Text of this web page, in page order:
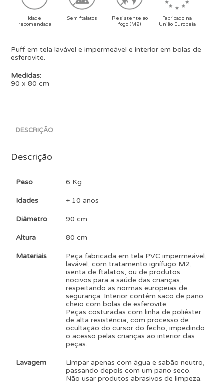
Idade
recomendada
Sem ftalatos
Resistente ao
fogo (M2)
Fabricado na
União Europeia
Puff em tela lavável e impermeável e interior em bolas de
esferovite.
Medidas:
90 x 80 cm
DESCRIÇÃO
Descrição
Peso 6 Kg
Idades + 10 anos
Diâmetro 90 cm
Altura 80 cm
Materiais
Peça fabricada em tela PVC impermeável,
lavável, com tratamento ignífugo M2,
isenta de ftalatos, ou de produtos
nocivos para a saúde das crianças,
respeitando as normas europeias de
segurança. Interior contém saco de pano
cheio com bolas de esferovite.
Peças costuradas com linha de poliéster
de alta resistência, com processo de
ocultação do cursor do fecho, impedindo
o acesso pelas crianças ao interior das
peças.
Lavagem
Limpar apenas com água e sabão neutro,
passando depois com um pano seco.
Não usar produtos abrasivos de limpeza.